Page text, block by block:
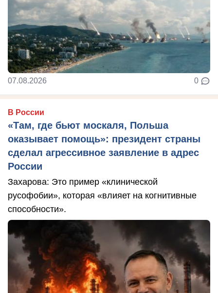
07.08.2026 0
В России
«Там, где бьют москаля, Польша
оказывает помощь»: президент страны
сделал агрессивное заявление в адрес
России
Захарова: Это пример «клинической
русофобии», которая «влияет на когнитивные
способности».